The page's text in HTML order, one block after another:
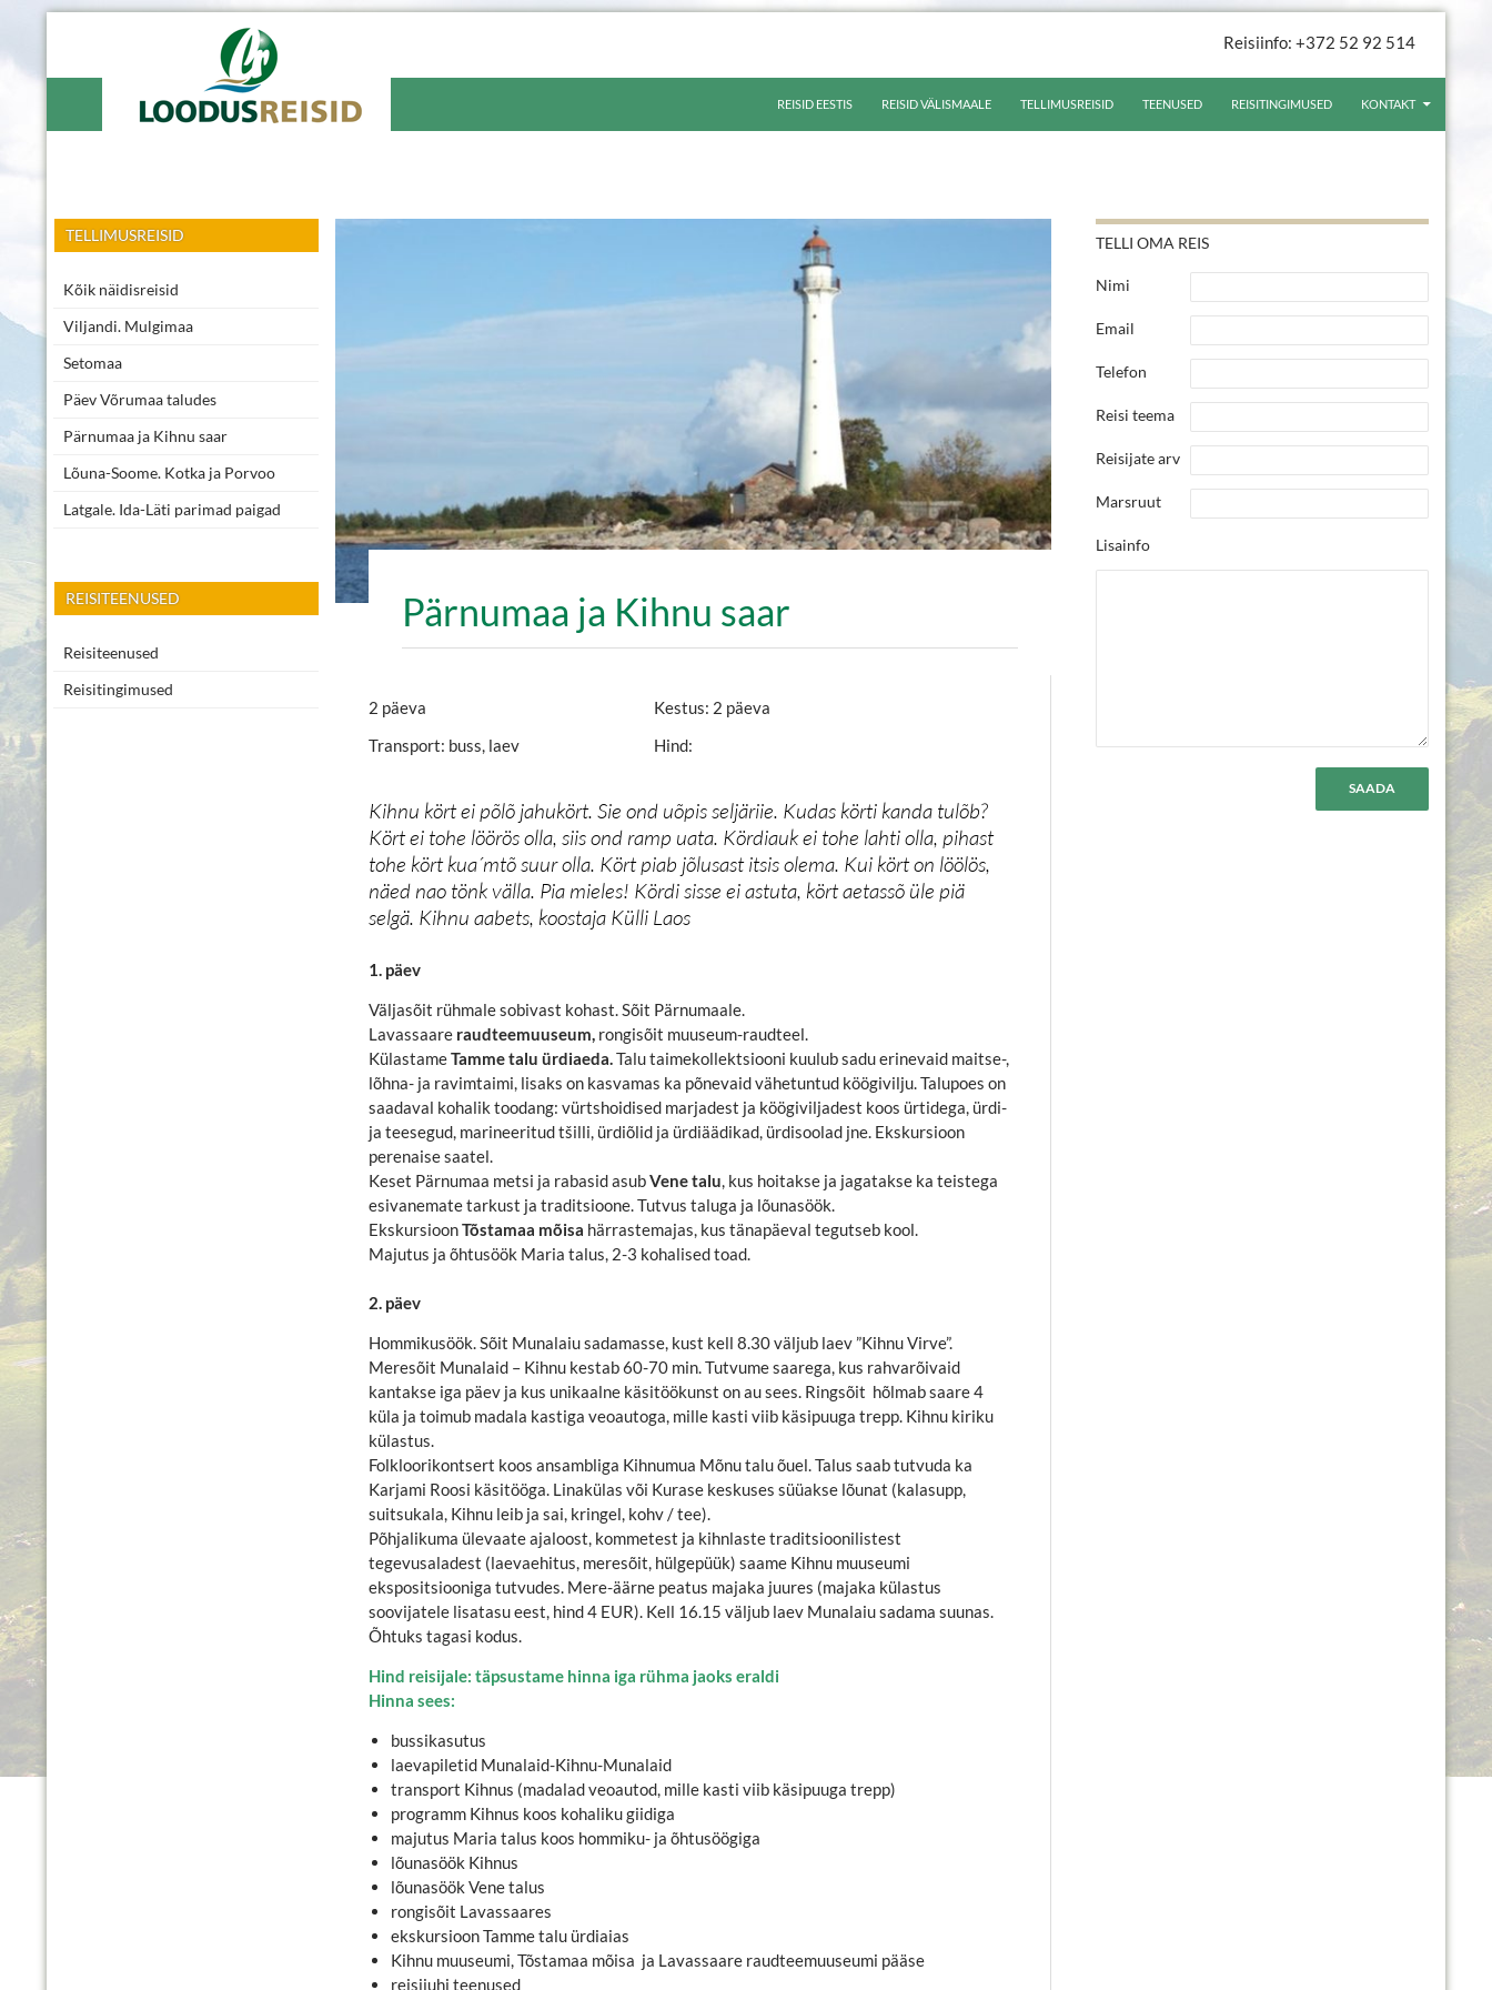
Reisiinfo: +372 52 92 514
Loodusreisid
REISID EESTIS
REISID VÄLISMAALE TELLIMUSREISID TEENUSED REISITINGIMUSED KONTAKT
Pärnumaa ja Kihnu saar
2 päeva
Kestus: 2 päeva
Transport: buss, laev
Hind:
Kihnu kört ei põlõ jahukört. Sie ond uõpis seljäriie. Kudas körti kanda tulõb?
Kört ei tohe löörös olla, siis ond ramp uata. Kördiauk ei tohe lahti olla, pihast
tohe kört kua´mtõ suur olla. Kört piab jõlusast itsis olema. Kui kört on löölös,
näed nao tönk välla. Pia mieles! Kördi sisse ei astuta, kört aetassõ üle piä
selgä. Kihnu aabets, koostaja Külli Laos
1. päev
Väljasõit rühmale sobivast kohast. Sõit Pärnumaale.
Lavassaare raudteemuuseum, rongisõit muuseum-raudteel.
KülastameTamme talu ürdiaeda. Talu taimekollektsiooni kuulub sadu erinevaid maitse-,
lõhna- ja ravimtaimi, lisaks on kasvamas ka põnevaid vähetuntud köögivilju. Talupoes on
saadaval kohalik toodang: vürtshoidised marjadest ja köögiviljadest koos ürtidega, ürdi-
ja teesegud, marineeritud tšilli, ürdiõlid ja ürdiäädikad, ürdisoolad jne. Ekskursioon
perenaise saatel.
Keset Pärnumaa metsi ja rabasid asubVene talu , kus hoitakse ja jagatakse ka teistega
esivanemate tarkust ja traditsioone. Tutvus taluga ja lõunasöök.
EkskursioonTõstamaa mõisa härrastemajas, kus tänapäeval tegutseb kool.
Majutus ja õhtusöök Maria talus, 2-3 kohalised toad.
2. päev
Hommikusöök. Sõit Munalaiu sadamasse, kust kell 8.30 väljub laev ”Kihnu Virve”.
Meresõit Munalaid – Kihnu kestab 60-70 min. Tutvume saarega, kus rahvarõivaid
kantakse iga päev ja kus unikaalne käsitöökunst on au sees. Ringsõit hõlmab saare 4
küla ja toimub madala kastiga veoautoga, mille kasti viib käsipuuga trepp. Kihnu kiriku
külastus.
Folkloorikontsert koos ansambliga Kihnumua Mõnu talu õuel. Talus saab tutvuda ka
Karjami Roosi käsitööga. Linakülas või Kurase keskuses süüakse lõunat (kalasupp,
suitsukala, Kihnu leib ja sai, kringel, kohv / tee).
Põhjalikuma ülevaate ajaloost, kommetest ja kihnlaste traditsioonilistest
tegevusaladest (laevaehitus, meresõit, hülgepüük) saame Kihnu muuseumi
ekspositsiooniga tutvudes. Mere-äärne peatus majaka juures (majaka külastus
soovijatele lisatasu eest, hind 4 EUR). Kell 16.15 väljub laev Munalaiu sadama suunas.
Õhtuks tagasi kodus.
Hind reisijale: täpsustame hinna iga rühma jaoks eraldi
Hinna sees:
bussikasutus
laevapiletid Munalaid-Kihnu-Munalaid
transport Kihnus (madalad veoautod, mille kasti viib käsipuuga trepp)
programm Kihnus koos kohaliku giidiga
majutus Maria talus koos hommiku- ja õhtusöögiga
lõunasöök Kihnus
lõunasöök Vene talus
rongisõit Lavassaares
ekskursioon Tamme talu ürdiaias
Kihnu muuseumi, Tõstamaa mõisa ja Lavassaare raudteemuuseumi pääse
reisijuhi teenused
TELLI OMA REIS
Nimi
Email
Telefon
Reisi teema
Reisijate arv
Marsruut
Lisainfo
Reisibüroo Võrus
TELLIMUSREISID
Kõik näidisreisid
Viljandi. Mulgimaa
Setomaa
Päev Võrumaa taludes
Pärnumaa ja Kihnu saar
Lõuna-Soome. Kotka ja Porvoo
Latgale. Ida-Läti parimad paigad
REISITEENUSED
Reisiteenused
Reisitingimused